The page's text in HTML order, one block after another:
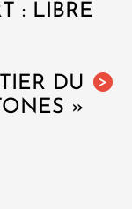
: LIBRE
>
DU
»